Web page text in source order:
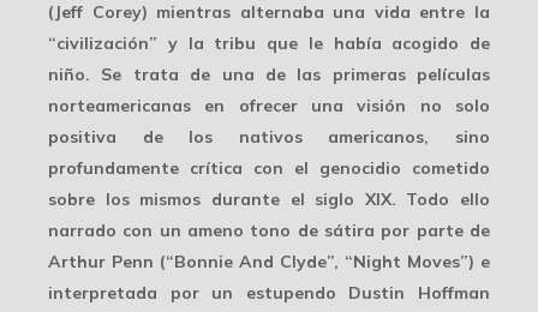
(Jeff Corey) mientras alternaba una vida entre la
“civilización” y la tribu que le había acogido de
niño. Se trata de una de las primeras películas
norteamericanas en ofrecer una visión no solo
positiva de los nativos americanos, sino
profundamente crítica con el genocidio cometido
sobre los mismos durante el siglo XIX. Todo ello
narrado con un ameno tono de sátira por parte de
Arthur Penn (“Bonnie And Clyde”, “Night Moves”) e
interpretada por un estupendo Dustin Hoffman